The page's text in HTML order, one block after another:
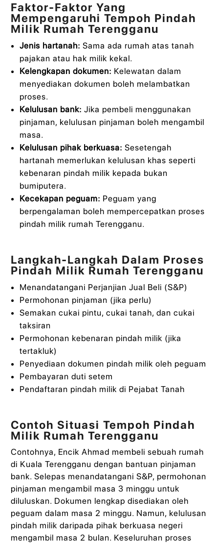
Faktor-Faktor Yang
Mempengaruhi Tempoh Pindah
Milik Rumah Terengganu
Jenis hartanah: Sama ada rumah atas tanah
pajakan atau hak milik kekal.
Kelengkapan dokumen: Kelewatan dalam
menyediakan dokumen boleh melambatkan
proses.
Kelulusan bank: Jika pembeli menggunakan
pinjaman, kelulusan pinjaman boleh mengambil
masa.
Kelulusan pihak berkuasa: Sesetengah
hartanah memerlukan kelulusan khas seperti
kebenaran pindah milik kepada bukan
bumiputera.
Kecekapan peguam: Peguam yang
berpengalaman boleh mempercepatkan proses
pindah milik rumah Terengganu.
Langkah-Langkah Dalam Proses
Pindah Milik Rumah Terengganu
Menandatangani Perjanjian Jual Beli (S&P)
Permohonan pinjaman (jika perlu)
Semakan cukai pintu, cukai tanah, dan cukai
taksiran
Permohonan kebenaran pindah milik (jika
tertakluk)
Penyediaan dokumen pindah milik oleh peguam
Pembayaran duti setem
Pendaftaran pindah milik di Pejabat Tanah
Contoh Situasi Tempoh Pindah
Milik Rumah Terengganu
Contohnya, Encik Ahmad membeli sebuah rumah
di Kuala Terengganu dengan bantuan pinjaman
bank. Selepas menandatangani S&P, permohonan
pinjaman mengambil masa 3 minggu untuk
diluluskan. Dokumen lengkap disediakan oleh
peguam dalam masa 2 minggu. Namun, kelulusan
pindah milik daripada pihak berkuasa negeri
mengambil masa 2 bulan. Keseluruhan proses